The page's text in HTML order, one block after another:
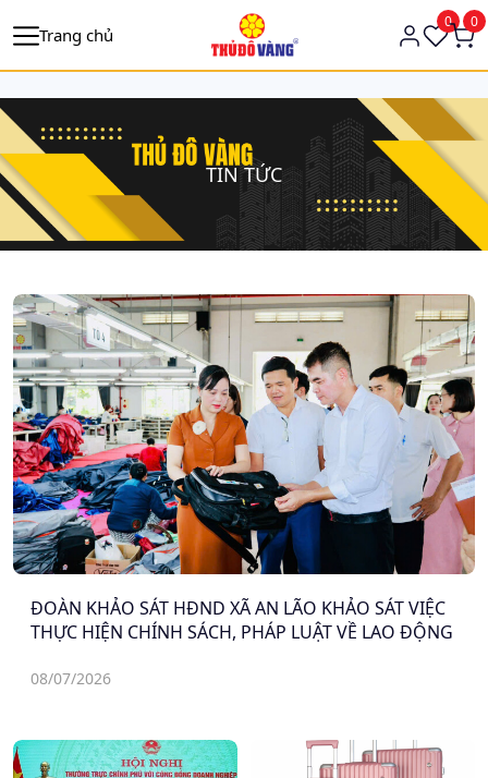
https://tagmanager.google.com/
Trang chủ
0 0
TIN TỨC
ĐOÀN KHẢO SÁT HĐND XÃ AN LÃO KHẢO SÁT VIỆC
THỰC HIỆN CHÍNH SÁCH, PHÁP LUẬT VỀ LAO ĐỘNG
08/07/2026